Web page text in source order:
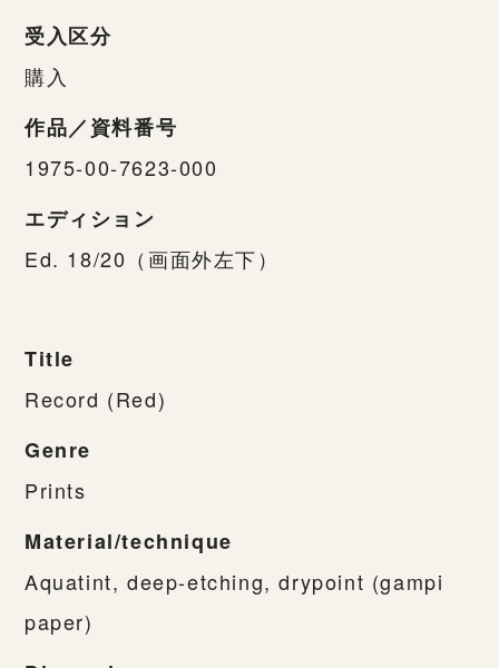
受入区分
購入
作品／資料番号
1975-00-7623-000
エディション
Ed. 18/20（画面外左下）
Title
Record (Red)
Genre
Prints
Material/technique
Aquatint, deep-etching, drypoint (gampi
paper)